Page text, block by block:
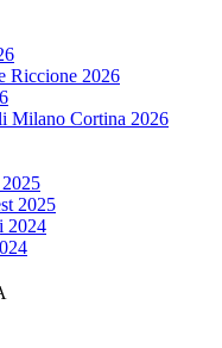
Riccione 2026
Milano Cortina 2026
2025
2024